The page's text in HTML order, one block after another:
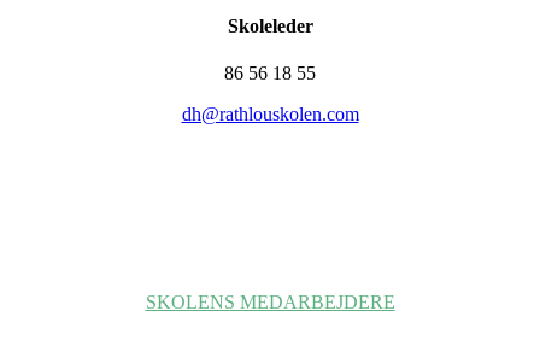
Skoleleder
86 56 18 55
dh@rathlouskolen.com
SKOLENS MEDARBEJDERE